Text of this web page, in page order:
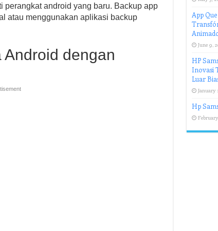
android yang baru. Backup app
atau menggunakan aplikasi backup
Android dengan
App
June 9,
HP
Inovasi
Luar
January
Hp